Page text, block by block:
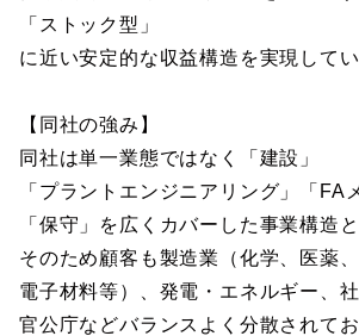
「ストック型」
に近い安定的な収益構造を実現してい
【同社の強み】
同社は単一業態ではなく「建設」
「プラントエンジニアリング」「FA
「保守」を広くカバーした事業構造
そのため顧客も製造業（化学、医薬、
電子材料等）、発電・エネルギー、社
官公庁などバランスよく分散されて